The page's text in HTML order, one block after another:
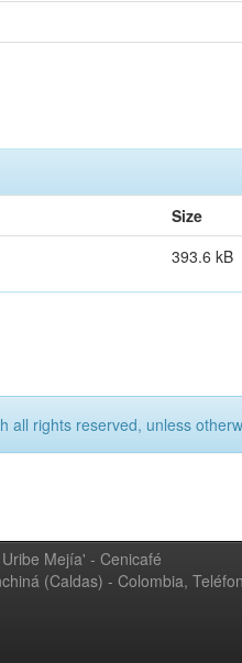
Size
393.6 kB
all rights reserved, unless
Mejía' - Cenicafé
(Caldas) - Colombia,